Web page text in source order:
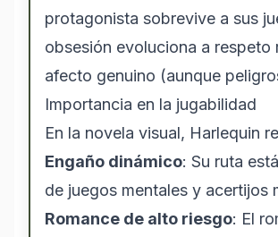
protagonista sobrevive a sus
obsesión evoluciona a respeto
afecto genuino (aunque
Importancia en la jugabilidad
En la novela visual, Harlequin
Engaño dinámico: Su ruta
de juegos mentales y acertijos
Romance de alto riesgo: El